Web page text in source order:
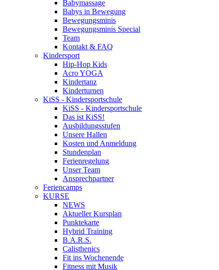
Babymassage
Babys in Bewegung
Bewegungsminis
Bewegungsminis Special
Team
Kontakt & FAQ
Kindersport
Hip-Hop Kids
Acro YOGA
Kindertanz
Kinderturnen
KiSS - Kindersportschule
KiSS - Kindersportschule
Das ist KiSS!
Ausbildungsstufen
Unsere Hallen
Kosten und Anmeldung
Stundenplan
Ferienregelung
Unser Team
Ansprechpartner
Feriencamps
KURSE
NEWS
Aktueller Kursplan
Punktekarte
Hybrid Training
B.A.R.S.
Calisthenics
Fit ins Wochenende
Fitness mit Musik